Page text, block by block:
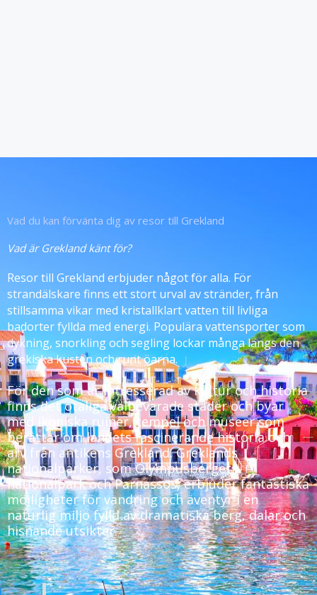
Vad du kan förvänta dig av resor till Grekland
Vad är Grekland känt för?
Resor till Grekland erbjuder något för alla. För
strandälskare finns ett stort urval av stränder, från
stillsamma vikar med kristallklart vatten till livliga
badorter fyllda med energi. Populära vattensporter som
dykning, snorkling och segling lockar många längs den
grekiska kusten och runt öarna.
För den som är intresserad av kultur och historia
finns det otaliga välbevarade städer och byar
med ikoniska ruiner, tempel och museer som
berättar om landets fascinerande historia och
arv från antikens Grekland. Greklands
nationalparker, som Olympusbergets
nationalpark och Parnassos, erbjuder fantastiska
möjligheter för vandring och äventyr i en
naturlig miljö fylld av dramatiska berg, dalar och
hisnande utsikter.